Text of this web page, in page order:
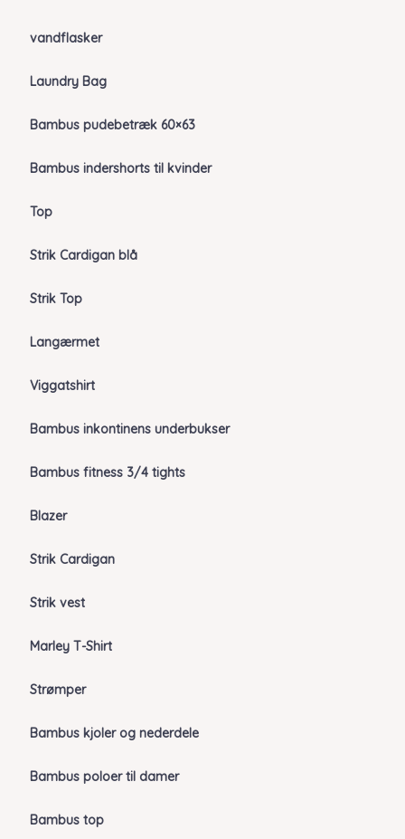
vandflasker
Laundry Bag
Bambus pudebetræk 60×63
Bambus indershorts til kvinder
Top
Strik Cardigan blå
Strik Top
Langærmet
Viggatshirt
Bambus inkontinens underbukser
Bambus fitness 3/4 tights
Blazer
Strik Cardigan
Strik vest
Marley T-Shirt
Strømper
Bambus kjoler og nederdele
Bambus poloer til damer
Bambus top